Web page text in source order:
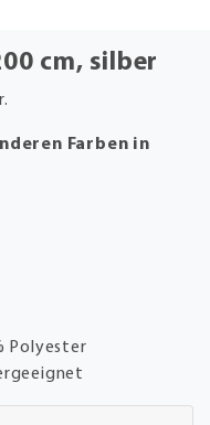
cm, silber
Farben in
Polyester